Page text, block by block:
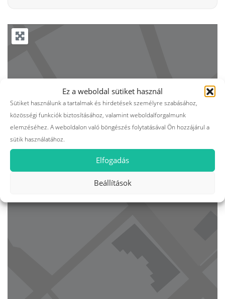
Ez a weboldal sütiket használ
Sütiket használunk a tartalmak és hirdetések személyre szabásához,
közösségi funkciók biztosításához, valamint weboldalforgalmunk
elemzéséhez. A weboldalon való böngészés folytatásával Ön hozzájárul a
sütik használatához.
Elfogadás
Beállítások